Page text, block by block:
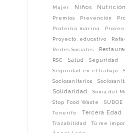
Mujer
Niños Nutrición
Premios
Prevención
Proteina marina
Proyecto_educativo
Redes Sociales
RSC
Salud
Seguridad
Seguridad en el trabajo
Sociosanitarios
Solidaridad Sonia del
Stop Food Waste SUDOE
Tenerife Tercera Edad
Trazabilidad Tú me